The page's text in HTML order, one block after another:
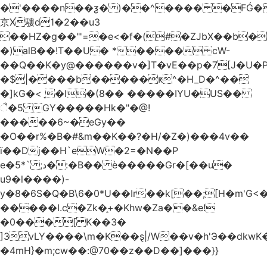
�'����n��ƺ� )��^����
京X䮫d1�2��u3
�)alB��!T��U� *���� cW-
�$|����b�����ԟ^�H_D�^��
�]kG�<ˎ�l�(8�� �����IYU�US��
ૈ�5 GY�����Hk�"�@!
�����6~�eGy��
�O��r%�B�#&m��K��?�H/�Z�)���4v��
ї��Dj��H`eW�2=�N��P
e�5*` ;د�:�B�� è�����Gr�[��u�
u9�l����)-
y�8�6S�Q�B\6�0*U��Ir
�����I.c�Zk�֑+�Khw�Za��&e!
�0���[ K��3�
]3vLY����\m�K��ȿ|/
�4mH}�m;cw��:@70��z��D��]���}}